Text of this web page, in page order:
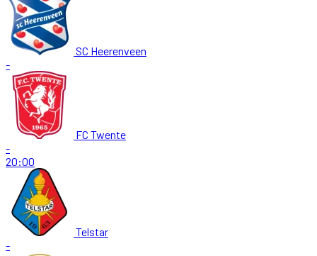
SC Heerenveen
-
FC Twente
-
20:00
Telstar
-